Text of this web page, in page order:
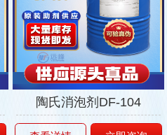
陶氏消泡剂DF-104